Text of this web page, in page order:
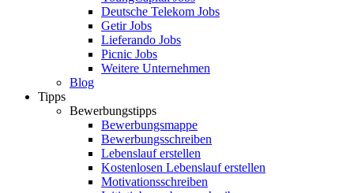
Deutsche Telekom Jobs
Getir Jobs
Lieferando Jobs
Picnic Jobs
Weitere Unternehmen
Blog
Tipps
Bewerbungstipps
Bewerbungsmappe
Bewerbungsschreiben
Lebenslauf erstellen
Kostenlosen Lebenslauf erstellen
Motivationsschreiben